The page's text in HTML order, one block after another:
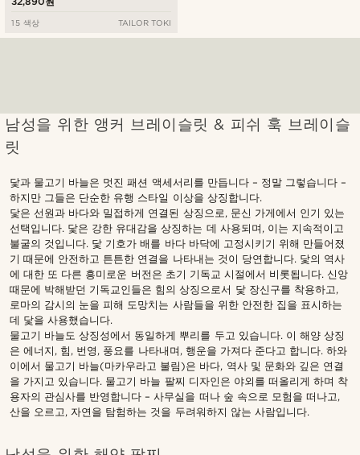
15 색상 TAILOR TOKI
남성을 위한 앵커 브레이슬릿 & 피쉬 훅 브레이슬
릿
닻과 물고기 바늘은 멋진 패션 액세서리를 만듭니다 – 정말 그렇습니다 –
하지만 그들은 단순한 유행 스타일 이상을 상징합니다.
닻은 선원과 바다와 밀접하게 연결된 상징으로, 문신 가게에서 인기 있는
선택입니다. 닻은 강한 유대감을 상징하는 데 사용되며, 이는 지속적이고
불굴의 것입니다. 닻 기호가 배를 바다 바닥에 고정시키기 위해 만들어졌
기 때문에 안전하고 튼튼한 연결을 나타내는 것이 당연합니다. 닻의 역사
에 대한 또 다른 흥미로운 버전은 초기 기독교 시절에서 비롯됩니다. 신앙
때문에 박해받던 기독교인들은 힘의 상징으로서 닻 장신구를 착용하고,
로마의 감시의 눈을 피해 도망치는 사람들을 위한 안전한 집을 표시하는
데 닻을 사용했습니다.
물고기 바늘도 상징성에서 동일하게 뿌리를 두고 있습니다. 이 해양 상징
은 에너지, 힘, 번영, 풍요를 나타내며, 행운을 가져다 준다고 합니다. 하와
이에서 물고기 바늘(마카우라고 불림)은 바다, 역사 및 문화와 깊은 연결
을 가지고 있습니다. 물고기 바늘 팔찌 디자인은 야외를 떠올리게 하며 착
용자의 관심사를 반영합니다 – 사무실을 떠나 숲 속으로 모험을 떠나고,
산을 오르고, 자연을 탐험하는 것을 두려워하지 않는 사람입니다.